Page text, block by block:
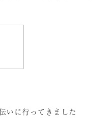
いに行ってきました